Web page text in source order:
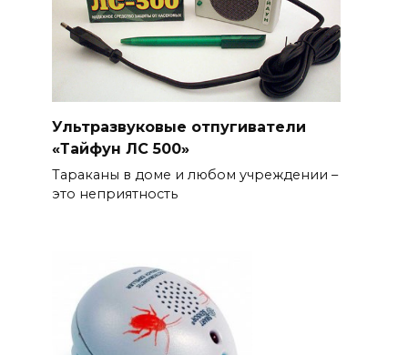
Ультразвуковые отпугиватели
«Тайфун ЛС 500»
Тараканы в доме и любом учреждении –
это неприятность